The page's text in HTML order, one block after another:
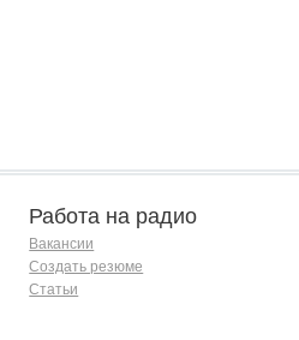
Работа на радио
Вакансии
Создать резюме
Статьи